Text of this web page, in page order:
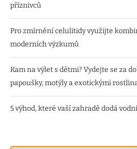
příznivců
Pro zmírnění celulitidy využijte
moderních výzkumů
Kam na výlet s dětmi? Vydejte se za
papoušky, motýly a exotickými
5 výhod, které vaší zahradě dodá